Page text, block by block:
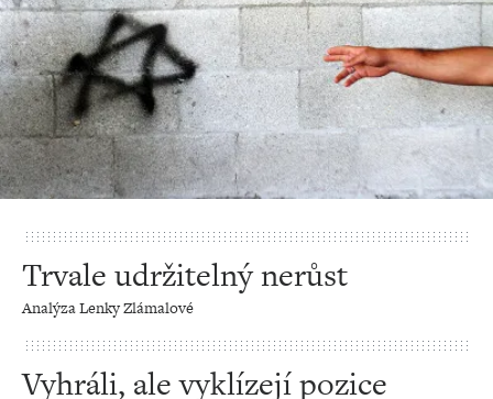
Trvale udržitelný nerůst
Analýza Lenky Zlámalové
Vyhráli, ale vyklízejí pozice